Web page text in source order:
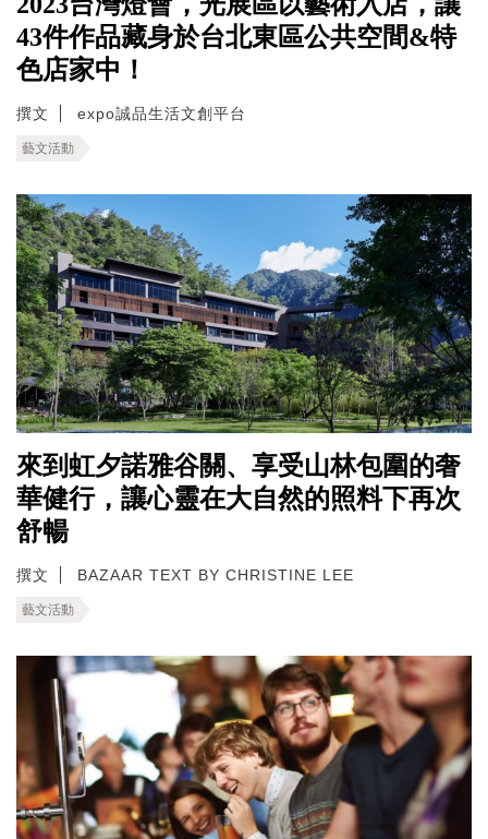
43件作品藏身於台北東區公共空間&特
色店家中！
撰文 expo誠品生活文創平台
藝文活動
來到虹夕諾雅谷關、享受山林包圍的奢
華健行，讓心靈在大自然的照料下再次
舒暢
撰文 BAZAAR TEXT BY CHRISTINE LEE
藝文活動